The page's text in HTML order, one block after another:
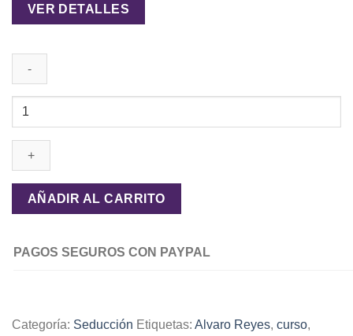
VER DETALLES
Maestría
Juego
Álvaro
cantidad
AÑADIR AL CARRITO
PAGOS SEGUROS CON PAYPAL
Categoría: Seducción Etiquetas: Alvaro Reyes, curso,